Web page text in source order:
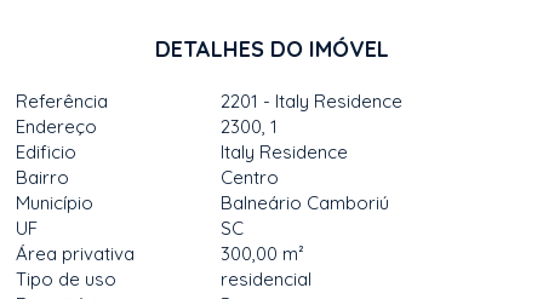
DETALHES DO IMÓVEL
Referência
2201 - Italy Residence
Endereço
2300, 1
Edificio
Italy Residence
Bairro
Centro
Município
Balneário Camboriú
UF
SC
Área privativa
300,00 m²
Tipo de uso
residencial